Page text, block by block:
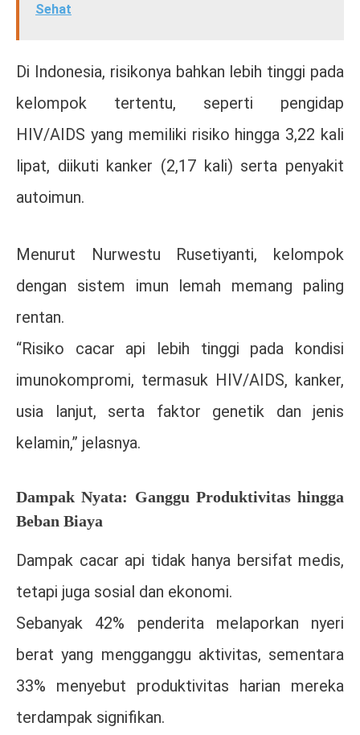
Sehat
Di Indonesia, risikonya bahkan lebih tinggi pada
kelompok tertentu, seperti pengidap
HIV/AIDS yang memiliki risiko hingga 3,22 kali
lipat, diikuti kanker (2,17 kali) serta penyakit
autoimun.
Menurut Nurwestu Rusetiyanti, kelompok
dengan sistem imun lemah memang paling
rentan.
“Risiko cacar api lebih tinggi pada kondisi
imunokompromi, termasuk HIV/AIDS, kanker,
usia lanjut, serta faktor genetik dan jenis
kelamin,” jelasnya.
Dampak Nyata: Ganggu Produktivitas hingga
Beban Biaya
Dampak cacar api tidak hanya bersifat medis,
tetapi juga sosial dan ekonomi.
Sebanyak 42% penderita melaporkan nyeri
berat yang mengganggu aktivitas, sementara
33% menyebut produktivitas harian mereka
terdampak signifikan.